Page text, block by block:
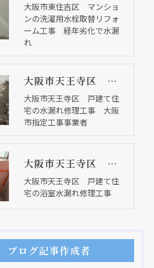
大阪市東住吉区 マンショ
ンの洗濯用水栓取替リフォ
ーム工事 経年劣化で水漏
れ
大阪市天王寺区 戸建て住宅の水漏れ修理工事 大阪市指定工事事業者
大阪市天王寺区 戸建て住
宅の水漏れ修理工事 大阪
市指定工事事業者
大阪市天王寺区 戸建て住宅の浴室水漏れ修理工事
大阪市天王寺区 戸建て住
宅の浴室水漏れ修理工事
ブログ記事作成者